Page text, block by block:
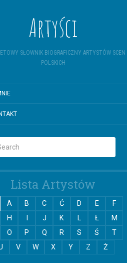
Artyści
SŁOWNIK BIOGRAFICZNY ARTYSTÓW SCEN
POLSKICH
Lista Artystów
A B C Ć D E
F
H J K L Ł
M
O P Q R S Ś
T
V W X Y Z Ż